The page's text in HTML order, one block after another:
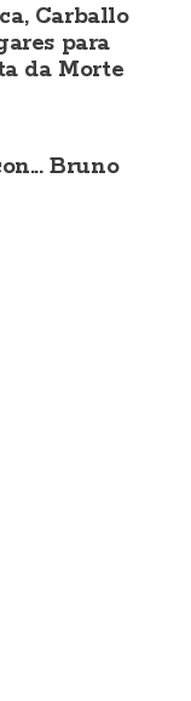
Carballo
para
da Morte
Bruno